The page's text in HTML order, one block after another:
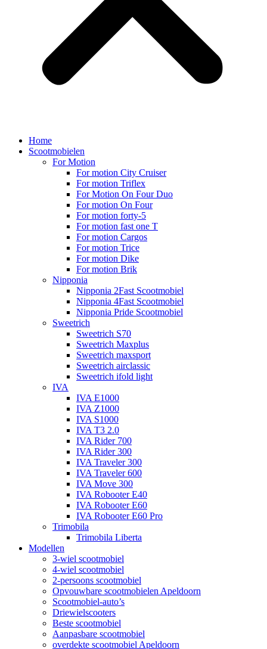
Home
Scootmobielen
For Motion
For motion City Cruiser
For motion Triflex
For Motion On Four Duo
For motion On Four
For motion forty-5
For motion fast one T
For motion Cargos
For motion Trice
For motion Dike
For motion Brik
Nipponia
Nipponia 2Fast Scootmobiel
Nipponia 4Fast Scootmobiel
Nipponia Pride Scootmobiel
Sweetrich
Sweetrich S70
Sweetrich Maxplus
Sweetrich maxsport
Sweetrich airclassic
Sweetrich ifold light
IVA
IVA E1000
IVA Z1000
IVA S1000
IVA T3 2.0
IVA Rider 700
IVA Rider 300
IVA Traveler 300
IVA Traveler 600
IVA Move 300
IVA Robooter E40
IVA Robooter E60
IVA Robooter E60 Pro
Trimobila
Trimobila Liberta
Modellen
3-wiel scootmobiel
4-wiel scootmobiel
2-persoons scootmobiel
Opvouwbare scootmobielen Apeldoorn
Scootmobiel-auto’s
Driewielscooters
Beste scootmobiel
Aanpasbare scootmobiel
overdekte scootmobiel Apeldoorn